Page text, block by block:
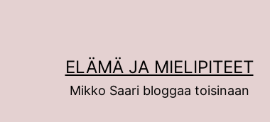
ELÄMÄ JA MIELIPITEET
Mikko Saari bloggaa toisinaan